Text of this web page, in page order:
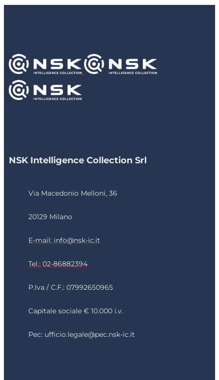
NSK Intelligence Collection Srl
Via Macedonio Melloni, 36
20129 Milano
E-mail: info@nsk-ic.it
Tel.: 02-86882394
P.Iva / C.F.: 07992650965
Capitale sociale € 10.000 i.v.
Pec: ufficio.legale@pec.nsk-ic.it